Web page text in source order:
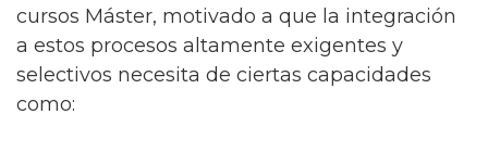
cursos Máster, motivado a que la integración
a estos procesos altamente exigentes y
selectivos necesita de ciertas capacidades
como: